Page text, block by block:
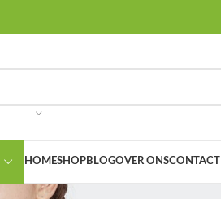
HOMESHOPBLOGOVER ONSCONTACT